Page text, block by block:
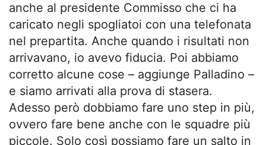
anche al presidente Commisso che ci ha
caricato negli spogliatoi con una telefonata
nel prepartita. Anche quando i risultati non
arrivavano, io avevo fiducia. Poi abbiamo
corretto alcune cose – aggiunge Palladino –
e siamo arrivati alla prova di stasera.
Adesso però dobbiamo fare uno step in più,
ovvero fare bene anche con le squadre più
piccole. Solo così possiamo fare un salto in